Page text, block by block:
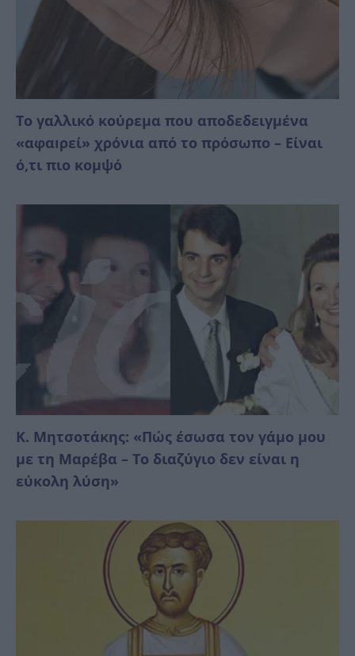
Το γαλλικό κούρεμα που αποδεδειγμένα
«αφαıρεί» χρόνια από το πρόσωπο – Είναι
ό,τι πιο κομψό
Κ. Μητσοτάκης: «Πώς έσωσα τον γάμο μου
με τη Μαρέβα – Το διαζύγιο δεν είναι η
εύκολη λύση»